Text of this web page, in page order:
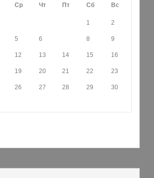
Ср Чт Пт Сб Вс
1 2
5 6 8 9
12 13 14 15 16
19 20 21 22 23
26 27 28 29 30